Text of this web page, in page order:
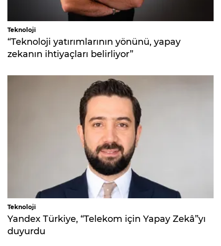
Teknoloji
“Teknoloji yatırımlarının yönünü, yapay
zekanın ihtiyaçları belirliyor”
Teknoloji
Yandex Türkiye, “Telekom için Yapay Zekâ”yı
duyurdu